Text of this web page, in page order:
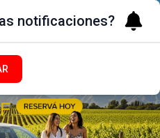
notificaciones?